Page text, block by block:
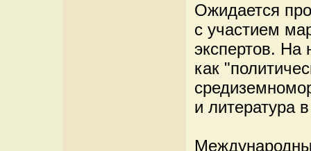
Ожидается
с участием
экспертов. На
как
и литература